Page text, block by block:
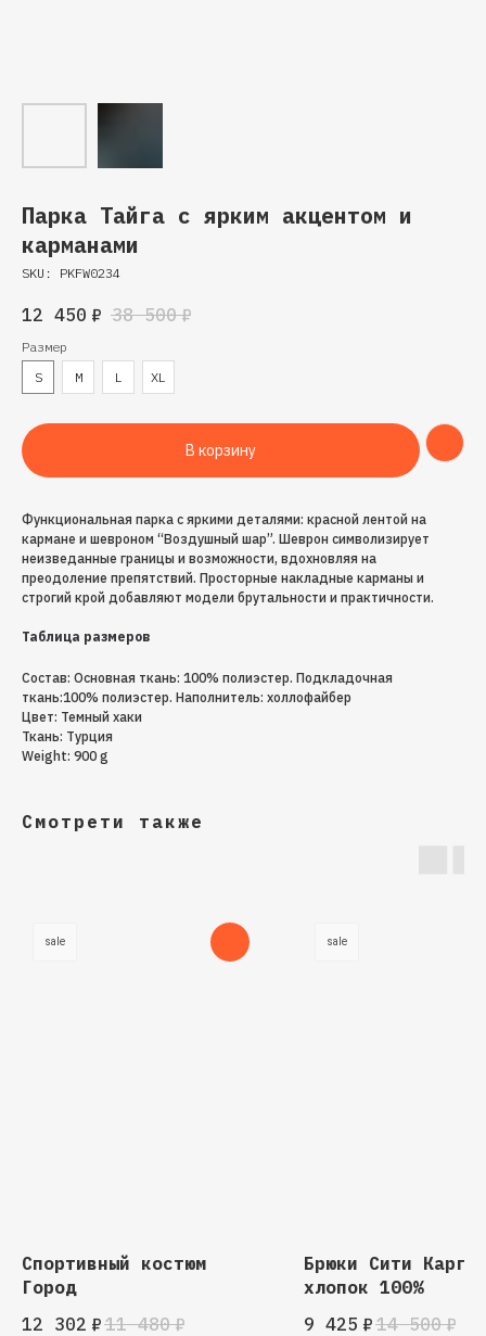
Парка Тайга с ярким акцентом и
карманами
SKU: PKFW0234
12 450 ₽ 38 500 ₽
Размер
S
M L XL
В корзину
Функциональная парка с яркими деталями: красной лентой на
кармане и шевроном “Воздушный шар”. Шеврон символизирует
неизведанные границы и возможности, вдохновляя на
преодоление препятствий. Просторные накладные карманы и
строгий крой добавляют модели брутальности и практичности.
Таблица размеров
Состав: Основная ткань: 100% полиэстер. Подкладочная
ткань:100% полиэстер. Наполнитель: холлофайбер
Цвет: Темный хаки
Ткань: Турция
Weight: 900 g
Смотрети также
sale
Спортивный костюм
Город
12 302 ₽ 11 480 ₽
sale
Брюки Сити Карго
хлопок 100%
9 425 ₽ 14 500 ₽